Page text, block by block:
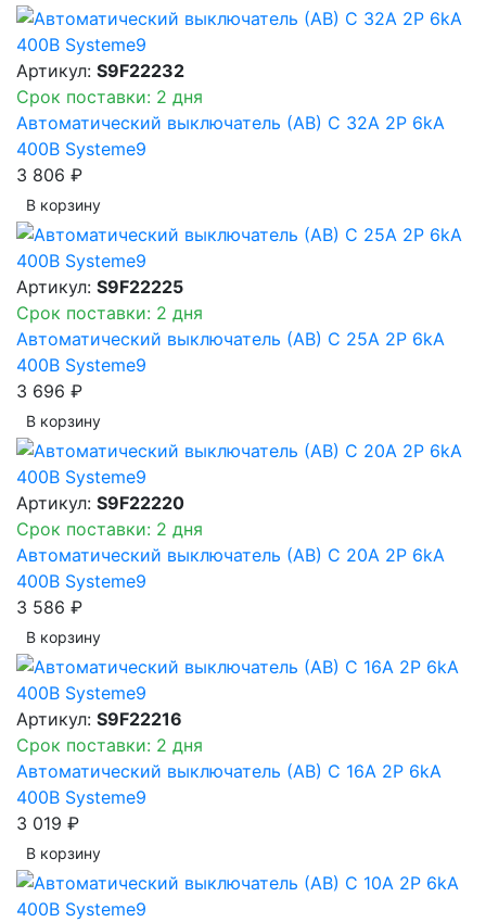
Артикул: S9F22232
Срок поставки: 2 дня
Автоматический выключатель (АВ) C 32A 2P 6kA
400В Systeme9
3 806 ₽
В корзинy
Артикул: S9F22225
Срок поставки: 2 дня
Автоматический выключатель (АВ) C 25A 2P 6kA
400В Systeme9
3 696 ₽
В корзинy
Артикул: S9F22220
Срок поставки: 2 дня
Автоматический выключатель (АВ) C 20A 2P 6kA
400В Systeme9
3 586 ₽
В корзинy
Артикул: S9F22216
Срок поставки: 2 дня
Автоматический выключатель (АВ) C 16A 2P 6kA
400В Systeme9
3 019 ₽
В корзинy